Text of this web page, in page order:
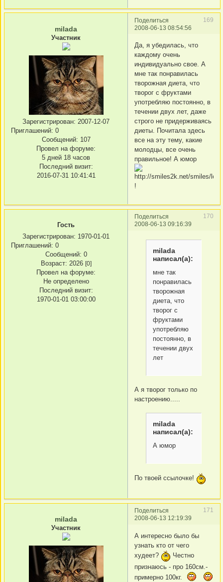
Поделиться
169
2008-06-13 08:54:56
milada
Участник
Зарегистрирован: 2007-12-07
Приглашений: 0
Сообщений: 107
Провел на форуме:
5 дней 18 часов
Последний визит:
2016-07-31 10:41:41
Да, я убедилась, что
каждому очень
индивидуально свое. А
мне так понравилась
творожная диета, что
творог с фруктами
употребляю постоянно, в
течении двух лет, даже
строго не придерживаясь
диеты. Почитала здесь
все на эту тему, какие
молодцы, все очень
правильное! А юмор
!
Поделиться
170
2008-06-13 09:16:39
Гость
Зарегистрирован: 1970-01-01
Приглашений: 0
Сообщений: 0
Возраст: 2026 [0]
Провел на форуме:
Не определено
Последний визит:
1970-01-01 03:00:00
milada
написал(а):
мне так
понравилась
творожная
диета, что
творог с
фруктами
употребляю
постоянно, в
течении двух
лет
А я творог только по
настроению.....
milada
написал(а):
А юмор
По твоей ссылочке!
Поделиться
171
2008-06-13 12:19:39
milada
Участник
А интересно было бы
узнать кто от чего
худеет?
Честно
признаюсь - про 160см.-
примерно 100кг.